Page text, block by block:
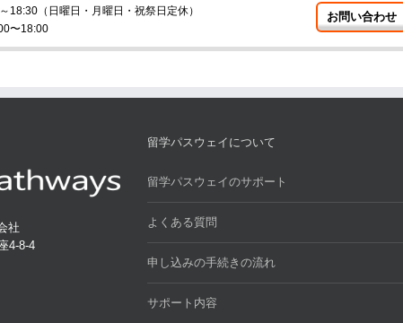
18:30（日曜日・月曜日・祝祭日定休）
〜18:00
お問い合わせ
社
4-8-4
留学パスウェイについて
留学パスウェイのサポート
よくある質問
申し込みの手続きの流れ
サポート内容